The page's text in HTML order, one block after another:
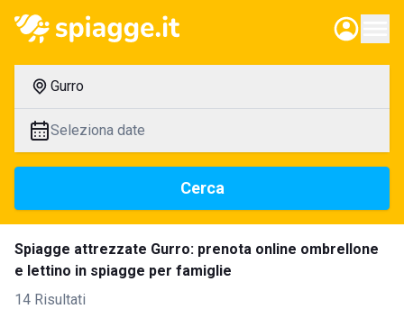
Gurro
Seleziona date
Cerca
Spiagge attrezzate Gurro: prenota online ombrellone
e lettino in spiagge per famiglie
14 Risultati